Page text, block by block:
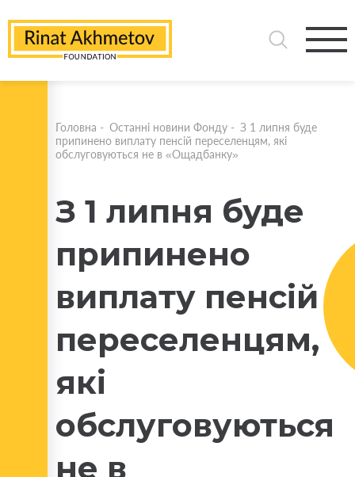
Головна - Останні новини Фонду - З 1 липня буде
припинено виплату пенсій переселенцям, які
обслуговуються не в «Ощадбанку»
З 1 липня буде
припинено
виплату пенсій
переселенцям,
які
обслуговуються
не в